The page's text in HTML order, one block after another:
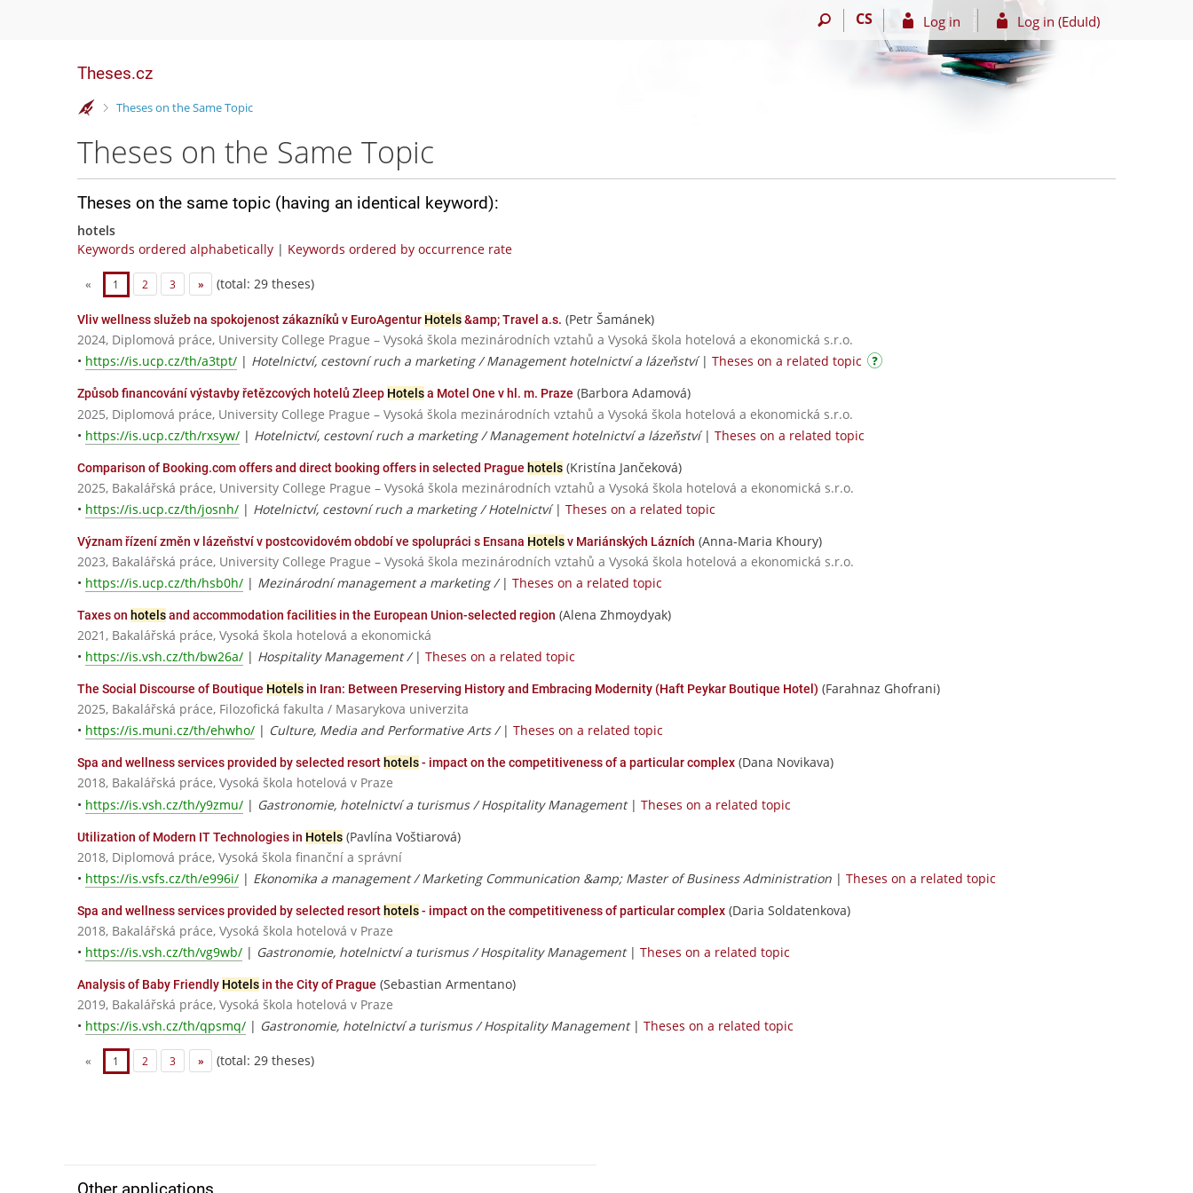
CS Log in Log in (EduId)
Theses.cz
>
Theses on the Same Topic
Theses on the Same Topic
Theses on the same topic (having an identical keyword):
hotels
Keywords ordered alphabetically | Keywords ordered by occurrence rate
« 1 2 3 » (total: 29 theses)
Vliv wellness služeb na spokojenost zákazníků v EuroAgentur Hotels&amp; Travel a.s. (Petr Šamánek)
2024, Diplomová práce, University College Prague – Vysoká škola mezinárodních vztahů a Vysoká škola hotelová a ekonomická s.r.o.
• https://is.ucp.cz/th/a3tpt/ | Hotelnictví, cestovní ruch a marketing / Management hotelnictví a lázeňství| Theses on a related topic
Způsob financování výstavby řetězcových hotelů Zleep Hotelsa Motel One v hl. m. Praze (Barbora Adamová)
2025, Diplomová práce, University College Prague – Vysoká škola mezinárodních vztahů a Vysoká škola hotelová a ekonomická s.r.o.
• https://is.ucp.cz/th/rxsyw/ | Hotelnictví, cestovní ruch a marketing / Management hotelnictví a lázeňství| Theses on a related topic
Comparison of Booking.com offers and direct booking offers in selected Prague hotels (Kristína Jančeková)
2025, Bakalářská práce, University College Prague – Vysoká škola mezinárodních vztahů a Vysoká škola hotelová a ekonomická s.r.o.
• https://is.ucp.cz/th/josnh/ | Hotelnictví, cestovní ruch a marketing / Hotelnictví| Theses on a related topic
Význam řízení změn v lázeňství v postcovidovém období ve spolupráci s Ensana Hotelsv Mariánských Lázních (Anna-Maria Khoury)
2023, Bakalářská práce, University College Prague – Vysoká škola mezinárodních vztahů a Vysoká škola hotelová a ekonomická s.r.o.
• https://is.ucp.cz/th/hsb0h/ | Mezinárodní management a marketing / | Theses on a related topic
Taxes on hotelsand accommodation facilities in the European Union-selected region (Alena Zhmoydyak)
2021, Bakalářská práce, Vysoká škola hotelová a ekonomická
• https://is.vsh.cz/th/bw26a/ | Hospitality Management / | Theses on a related topic
The Social Discourse of Boutique Hotels in Iran: Between Preserving History and Embracing Modernity (Haft Peykar Boutique Hotel) (Farahnaz Ghofrani)
2025, Bakalářská práce, Filozofická fakulta / Masarykova univerzita
• https://is.muni.cz/th/ehwho/ | Culture, Media and Performative Arts / | Theses on a related topic
Spa and wellness services provided by selected resort hotels- impact on the competitiveness of a particular complex (Dana Novikava)
2018, Bakalářská práce, Vysoká škola hotelová v Praze
• https://is.vsh.cz/th/y9zmu/ | Gastronomie, hotelnictví a turismus / Hospitality Management| Theses on a related topic
Utilization of Modern IT Technologies in Hotels (Pavlína Voštiarová)
2018, Diplomová práce, Vysoká škola finanční a správní
• https://is.vsfs.cz/th/e996i/ | Ekonomika a management / Marketing Communication &amp; Master of Business Administration | Theses on a related topic
Spa and wellness services provided by selected resort hotels- impact on the competitiveness of particular complex (Daria Soldatenkova)
2018, Bakalářská práce, Vysoká škola hotelová v Praze
• https://is.vsh.cz/th/vg9wb/ | Gastronomie, hotelnictví a turismus / Hospitality Management| Theses on a related topic
Analysis of Baby Friendly Hotels in the City of Prague (Sebastian Armentano)
2019, Bakalářská práce, Vysoká škola hotelová v Praze
• https://is.vsh.cz/th/qpsmq/ | Gastronomie, hotelnictví a turismus / Hospitality Management| Theses on a related topic
« 1 2 3 » (total: 29 theses)